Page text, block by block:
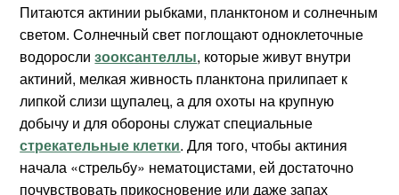
Питаются актинии рыбками, планктоном и солнечным
светом.Солнечный свет поглощают одноклеточные
водорослизооксантеллы, которые живут внутри
актиний, мелкая живность планктона прилипает к
липкой слизи щупалец, а для охоты на крупную
добычу и для обороны служат специальные
стрекательные клетки. Для того, чтобы актиния
начала «стрельбу» нематоцистами, ей достаточно
почувствовать прикосновение или даже запах